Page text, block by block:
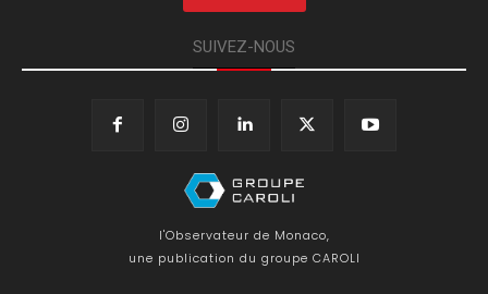
SUIVEZ-NOUS
l'Observateur de Monaco,
une publication du groupe CAROLI